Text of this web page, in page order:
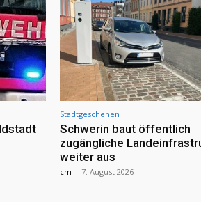
Stadtgeschehen
Schwerin baut öffentlich
zugängliche
weiter aus
cm - 7. August 2026